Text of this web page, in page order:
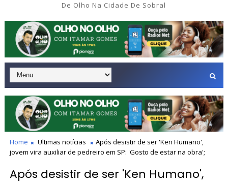
De Olho Na Cidade De Sobral
Home Ultimas notícias
Após desistir de ser 'Ken Humano',
jovem vira auxiliar de pedreiro em SP: 'Gosto de estar na obra';
Após desistir de ser 'Ken Humano',